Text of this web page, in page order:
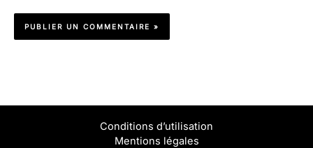
Conditions d’utilisation
Mentions légales